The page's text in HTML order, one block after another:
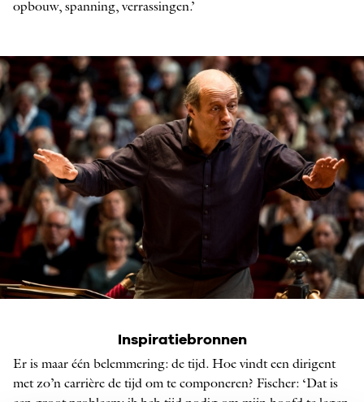
opbouw, spanning, verrassingen.’
© RENSKE VROLIJKInspiratiebronnen
Er is maar één belemmering: de tijd. Hoe vindt een dirigent
met zo’n carrière de tijd om te componeren? Fischer: ‘Dat is